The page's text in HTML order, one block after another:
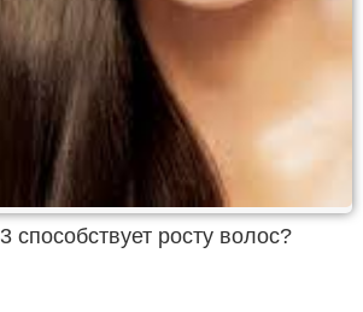
способствует росту волос?